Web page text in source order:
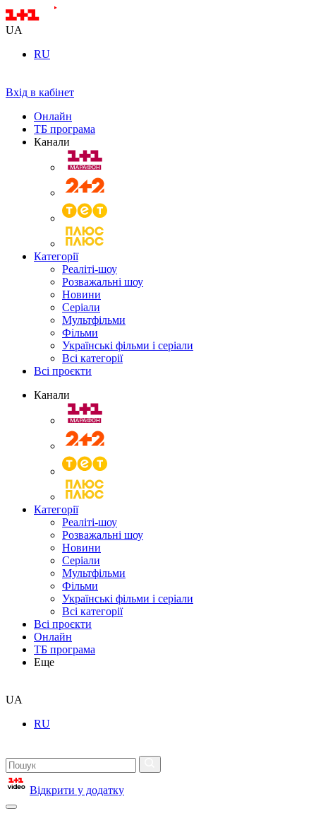
UA
RU
Вхід в кабінет
Онлайн
ТБ програма
Канали
Категорії
Реаліті-шоу
Розважальні шоу
Новини
Серіали
Мультфільми
Фільми
Українські фільми і серіали
Всі категорії
Всі проєкти
Канали
Категорії
Реаліті-шоу
Розважальні шоу
Новини
Серіали
Мультфільми
Фільми
Українські фільми і серіали
Всі категорії
Всі проєкти
Онлайн
ТБ програма
Еще
UA
RU
Відкрити у додатку